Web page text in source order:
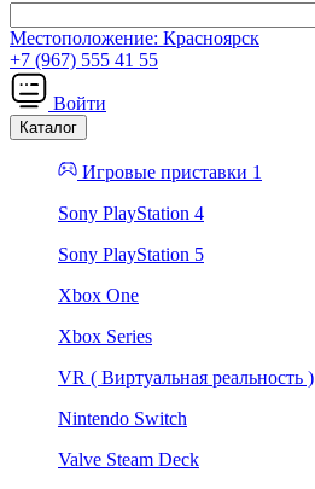
Местоположение: Красноярск
+7 (967) 555 41 55
Войти
Каталог
Игровые приставки 1
Sony PlayStation 4
Sony PlayStation 5
Xbox One
Xbox Series
VR ( Виртуальная реальность )
Nintendo Switch
Valve Steam Deck